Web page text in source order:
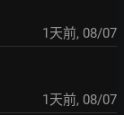
1天前, 08/07
1天前, 08/07